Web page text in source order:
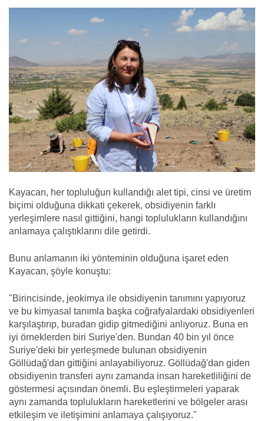
Kayacan, her topluluğun kullandığı alet tipi, cinsi ve üretim
biçimi olduğuna dikkati çekerek, obsidiyenin farklı
yerleşimlere nasıl gittiğini, hangi toplulukların kullandığını
anlamaya çalıştıklarını dile getirdi.
Bunu anlamanın iki yönteminin olduğuna işaret eden
Kayacan, şöyle konuştu:
"Birincisinde, jeokimya ile obsidiyenin tanımını yapıyoruz
ve bu kimyasal tanımla başka coğrafyalardaki obsidiyenleri
karşılaştırıp, buradan gidip gitmediğini anlıyoruz. Buna en
iyi örneklerden biri Suriye'den. Bundan 40 bin yıl önce
Suriye'deki bir yerleşmede bulunan obsidiyenin
Göllüdağ'dan gittiğini anlayabiliyoruz. Göllüdağ'dan giden
obsidiyenin transferi aynı zamanda insan hareketliliğini de
göstermesi açısından önemli. Bu eşleştirmeleri yaparak
aynı zamanda toplulukların hareketlerini ve bölgeler arası
etkileşim ve iletişimini anlamaya çalışıyoruz."